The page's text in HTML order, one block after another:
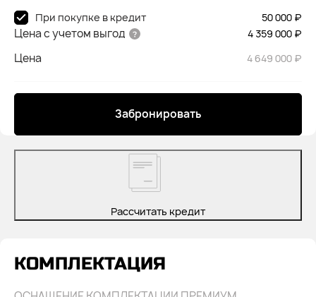
50 000 ₽
При покупке в кредит
Цена с учетом выгод 4 359 000 ₽
Цена 4 649 000 ₽
Забронировать
Рассчитать кредит
КОМПЛЕКТАЦИЯ